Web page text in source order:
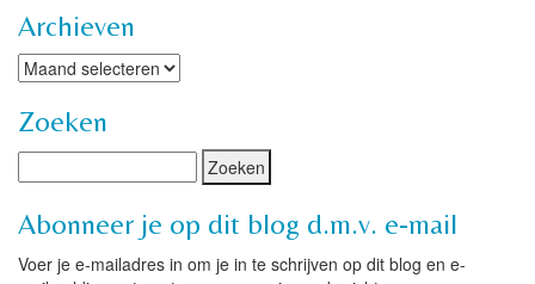
Archieven
Archieven
Zoeken
Abonneer je op dit blog d.m.v. e-mail
Voer je e-mailadres in om je in te schrijven op dit blog en e-